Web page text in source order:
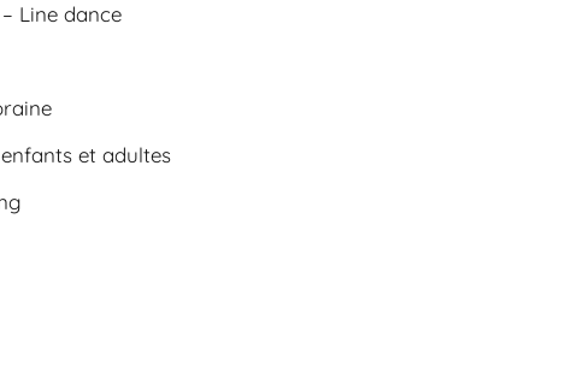
Line dance
et adultes